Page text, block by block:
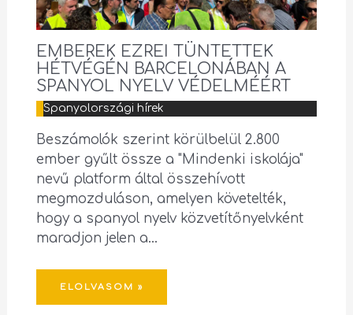
EMBEREK EZREI TÜNTETTEK
HÉTVÉGÉN BARCELONÁBAN A
SPANYOL NYELV VÉDELMÉÉRT
Spanyolországi hírek
Beszámolók szerint körülbelül 2.800
ember gyűlt össze a "Mindenki iskolája"
nevű platform által összehívott
megmozduláson, amelyen követelték,
hogy a spanyol nyelv közvetítőnyelvként
maradjon jelen a…
ELOLVASOM »